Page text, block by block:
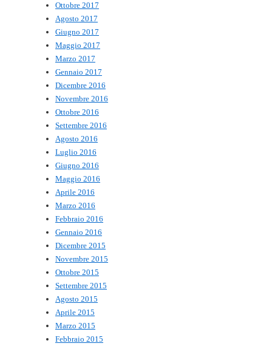
Ottobre 2017
Agosto 2017
Giugno 2017
Maggio 2017
Marzo 2017
Gennaio 2017
Dicembre 2016
Novembre 2016
Ottobre 2016
Settembre 2016
Agosto 2016
Luglio 2016
Giugno 2016
Maggio 2016
Aprile 2016
Marzo 2016
Febbraio 2016
Gennaio 2016
Dicembre 2015
Novembre 2015
Ottobre 2015
Settembre 2015
Agosto 2015
Aprile 2015
Marzo 2015
Febbraio 2015